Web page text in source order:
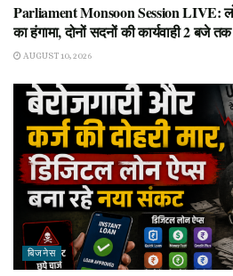
Parliament Monsoon Session LIVE:
का हंगामा, दोनों सदनों की कार्यवाही 2 बजे
AUGUST 10, 2026
बिजनेस